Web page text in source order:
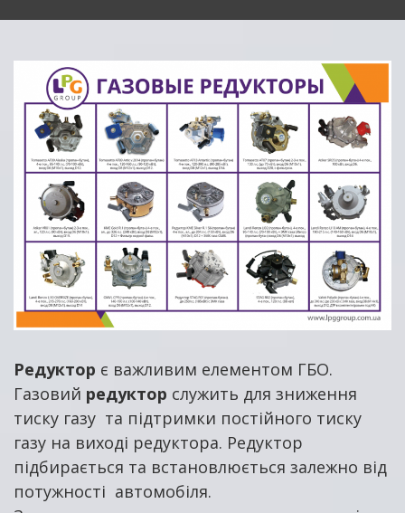
Редуктор є важливим елементом ГБО.
Газовий редуктор служить для зниження
тиску газу та підтримки постійного тиску
газу на виході редуктора. Редуктор
підбирається та встановлюється залежно від
потужності автомобіля.